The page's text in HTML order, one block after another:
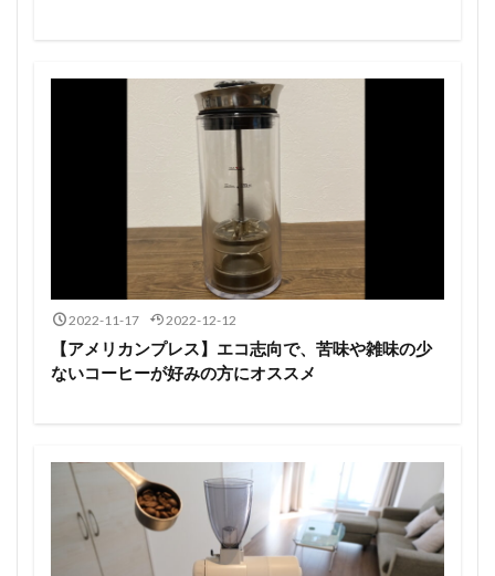
2022-11-17 2022-12-12
【アメリカンプレス】エコ志向で、苦味や雑味の少
ないコーヒーが好みの方にオススメ